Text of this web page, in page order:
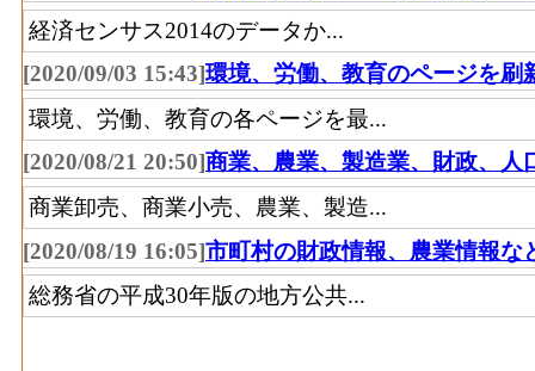
経済センサス2014のデータか...
[2020/09/03 15:43]環境、労働、教育のページを刷
環境、労働、教育の各ページを最...
[2020/08/21 20:50]商業、農業、製造業、財政、人
商業卸売、商業小売、農業、製造...
[2020/08/19 16:05]市町村の財政情報、農業情報な
総務省の平成30年版の地方公共...